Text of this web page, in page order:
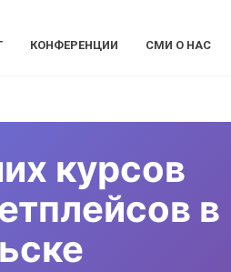
КОНФЕРЕНЦИИ СМИ О НАС
курсов
в